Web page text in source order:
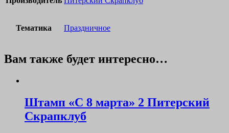
Тематика Праздничное
Вам также будет интересно…
Штамп «С 8 марта» 2 Питерский
Скрапклуб